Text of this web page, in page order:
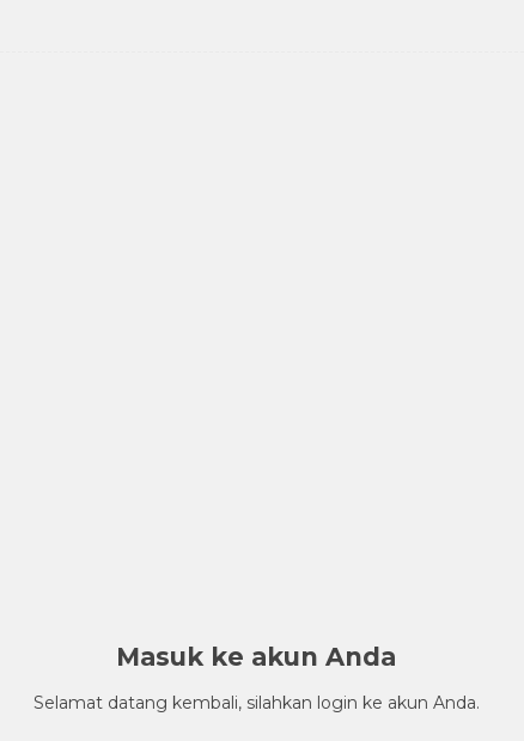
Masuk ke akun Anda
Selamat datang kembali, silahkan login ke akun Anda.